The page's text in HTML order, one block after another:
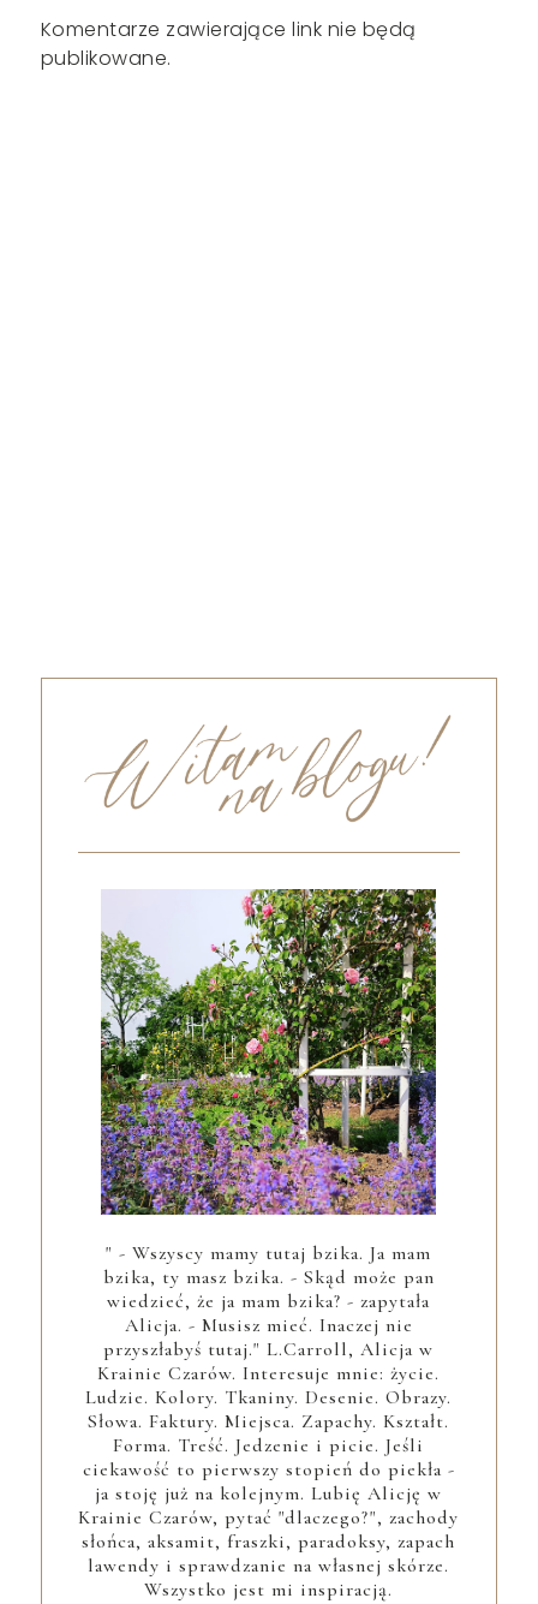
Komentarze zawierające link nie będą
publikowane.
" - Wszyscy mamy tutaj bzika. Ja mam
bzika, ty masz bzika. - Skąd może pan
wiedzieć, że ja mam bzika? - zapytała
Alicja. - Musisz mieć. Inaczej nie
przyszłabyś tutaj." L.Carroll, Alicja w
Krainie Czarów. Interesuje mnie: życie.
Ludzie. Kolory. Tkaniny. Desenie. Obrazy.
Słowa. Faktury. Miejsca. Zapachy. Kształt.
Forma. Treść. Jedzenie i picie. Jeśli
ciekawość to pierwszy stopień do piekła -
ja stoję już na kolejnym. Lubię Alicję w
Krainie Czarów, pytać "dlaczego?", zachody
słońca, aksamit, fraszki, paradoksy, zapach
lawendy i sprawdzanie na własnej skórze.
Wszystko jest mi inspiracją.